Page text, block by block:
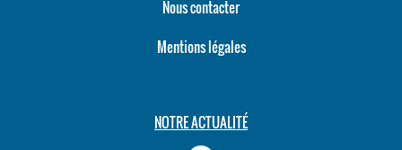
Nous contacter
Mentions légales
NOTRE ACTUALITÉ